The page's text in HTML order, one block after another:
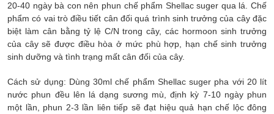
20-40 ngày bà con nên phun chế phẩm Shellac suger qua lá. Chế
phẩm có vai trò điều tiết cân đối quá trình sinh trưởng của cây đặc
biệt làm cân bằng tỷ lệ C/N trong cây, các hormoon sinh trưởng
của cây sẽ được điều hòa ở mức phù hợp, hạn chế sinh trưởng
sinh dưỡng và tình trạng mất cân đối của cây.
Cách sử dụng: Dùng 30ml chế phẩm Shellac suger pha với 20 lít
nước phun đều lên lá dạng sương mù, định kỳ 7-10 ngày phun
một lần, phun 2-3 lần liên tiếp sẽ đạt hiệu quả hạn chế lộc đông